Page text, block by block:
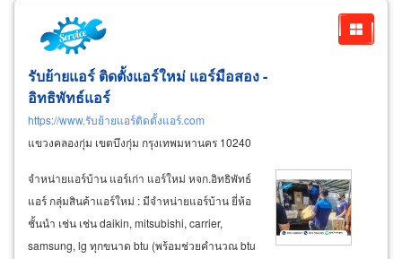
รับย้ายแอร์ ติดตั้งแอร์ใหม่ แอร์มือสอง -
อิทธิพัทธ์แอร์
https://www.รับย้ายแอร์ติดตั้งแอร์.com
แขวงคลองกุ่ม เขตบึงกุ่ม กรุงเทพมหานคร 10240
จำหน่ายแอร์บ้าน แอร์เก่า แอร์ใหม่ หจก.อิทธิพัทธ์
แอร์ กลุ่มสินค้าแอร์ใหม่ : มีจำหน่ายแอร์บ้าน ยี่ห้อ
ชั้นนำ เช่น เช่น daikin, mitsubishi, carrier,
samsung, lg ทุกขนาด btu (พร้อมช่วยคำนวณ btu